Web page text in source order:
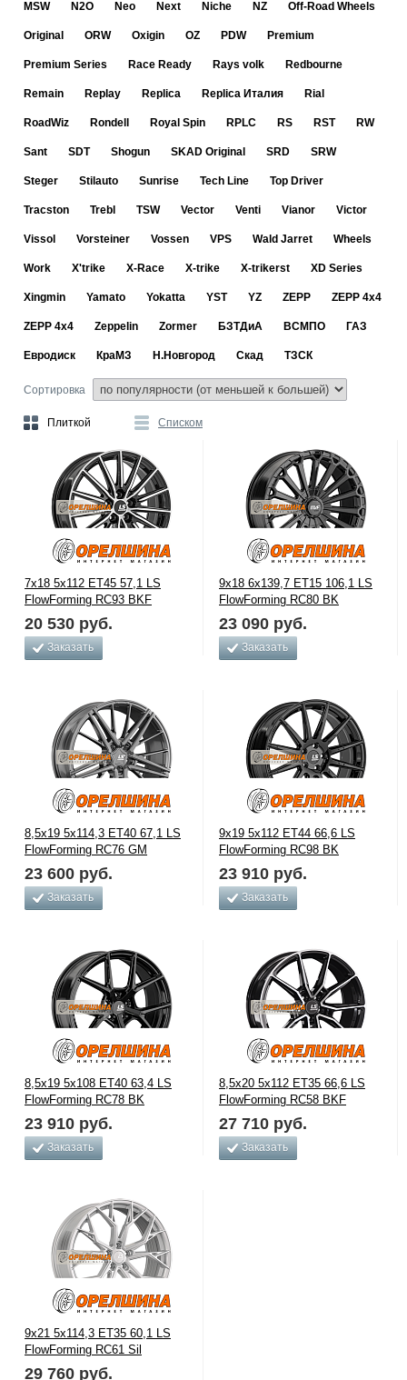
MSW N2O Neo Next Niche NZ Off-Road Wheels
Original ORW Oxigin OZ PDW Premium
Premium Series Race Ready Rays volk Redbourne
Remain Replay Replica Replica Италия Rial
RoadWiz Rondell Royal Spin RPLC RS RST RW
Sant SDT Shogun SKAD Original SRD SRW
Steger Stilauto Sunrise Tech Line Top Driver
Tracston Trebl TSW Vector Venti Vianor Victor
Vissol Vorsteiner Vossen VPS Wald Jarret Wheels
Work X'trike X-Race X-trike X-trikerst XD Series
Xingmin Yamato Yokatta YST YZ ZEPP ZEPP 4x4
ZEPP 4х4 Zeppelin Zormer БЗТДиА ВСМПО ГАЗ
Евродиск КраМЗ Н.Новгород Скад ТЗСК
Сортировка
Плиткой Списком
7x18 5x112 ET45 57,1 LS
FlowForming RC93 BKF
20 530 руб.
Заказать
9x18 6x139,7 ET15 106,1 LS
FlowForming RC80 BK
23 090 руб.
Заказать
8,5x19 5x114,3 ET40 67,1 LS
FlowForming RC76 GM
23 600 руб.
Заказать
9x19 5x112 ET44 66,6 LS
FlowForming RC98 BK
23 910 руб.
Заказать
8,5x19 5x108 ET40 63,4 LS
FlowForming RC78 BK
23 910 руб.
Заказать
8,5x20 5x112 ET35 66,6 LS
FlowForming RC58 BKF
27 710 руб.
Заказать
9x21 5x114,3 ET35 60,1 LS
FlowForming RC61 Sil
29 760 руб.